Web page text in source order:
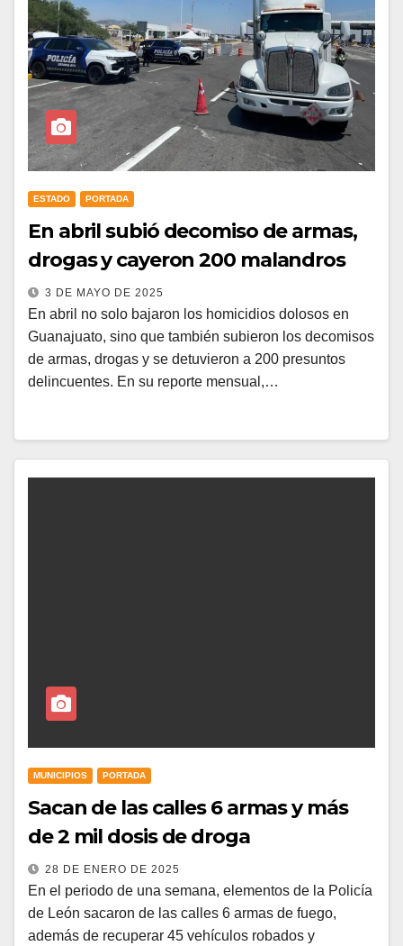
ESTADO PORTADA
En abril subió decomiso de armas,
drogas y cayeron 200 malandros
3 DE MAYO DE 2025
En abril no solo bajaron los homicidios dolosos en
Guanajuato, sino que también subieron los decomisos
de armas, drogas y se detuvieron a 200 presuntos
delincuentes. En su reporte mensual,…
MUNICIPIOS PORTADA
Sacan de las calles 6 armas y más
de 2 mil dosis de droga
28 DE ENERO DE 2025
En el periodo de una semana, elementos de la Policía
de León sacaron de las calles 6 armas de fuego,
además de recuperar 45 vehículos robados y